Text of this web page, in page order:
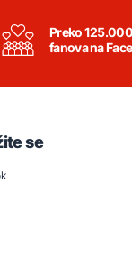
Preko 125.000
fanova na
se